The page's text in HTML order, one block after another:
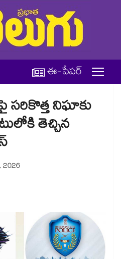
ఈ-పేపర్
నిఘాకు
తెచ్చిన
2026